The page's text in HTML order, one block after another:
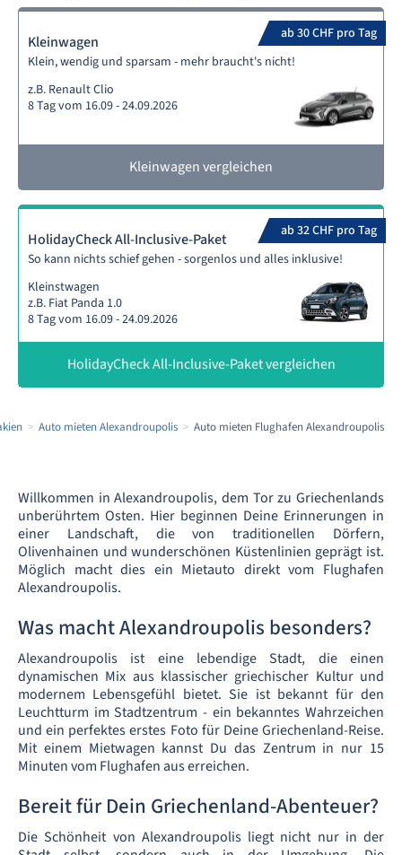
ab 30 CHF pro Tag
Kleinwagen
Klein, wendig und sparsam - mehr braucht's nicht!
z.B. Renault Clio
8 Tag vom 16.09 - 24.09.2026
Kleinwagen vergleichen
ab 32 CHF pro Tag
HolidayCheck All-Inclusive-Paket
So kann nichts schief gehen - sorgenlos und alles inklusive!
Kleinstwagen
z.B. Fiat Panda 1.0
8 Tag vom 16.09 - 24.09.2026
HolidayCheck All-Inclusive-Paket vergleichen
Auto mieten Alexandroupolis Auto mieten Flughafen Alexandroupolis
Willkommen in Alexandroupolis, dem Tor zu Griechenlands
unberührtem Osten. Hier beginnen Deine Erinnerungen in
einer Landschaft, die von traditionellen Dörfern,
Olivenhainen und wunderschönen Küstenlinien geprägt ist.
Möglich macht dies ein Mietauto direkt vom Flughafen
Alexandroupolis.
Was macht Alexandroupolis besonders?
Alexandroupolis ist eine lebendige Stadt, die einen
dynamischen Mix aus klassischer griechischer Kultur und
modernem Lebensgefühl bietet. Sie ist bekannt für den
Leuchtturm im Stadtzentrum - ein bekanntes Wahrzeichen
und ein perfektes erstes Foto für Deine Griechenland-Reise.
Mit einem Mietwagen kannst Du das Zentrum in nur 15
Minuten vom Flughafen aus erreichen.
Bereit für Dein Griechenland-Abenteuer?
Die Schönheit von Alexandroupolis liegt nicht nur in der